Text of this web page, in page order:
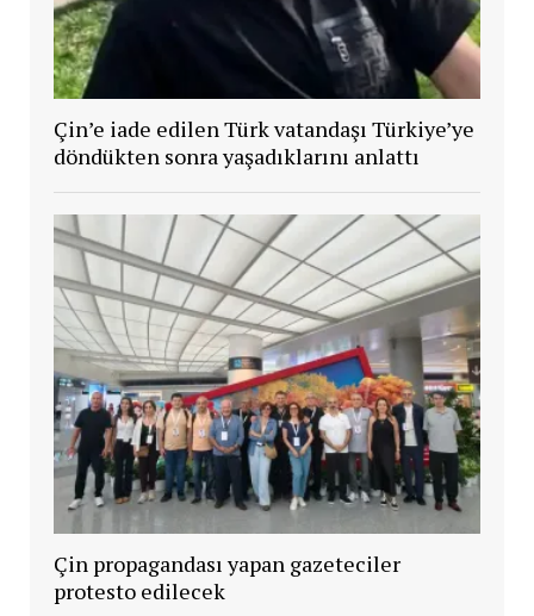
Çin’e iade edilen Türk vatandaşı Türkiye’ye
döndükten sonra yaşadıklarını anlattı
Çin propagandası yapan gazeteciler
protesto edilecek